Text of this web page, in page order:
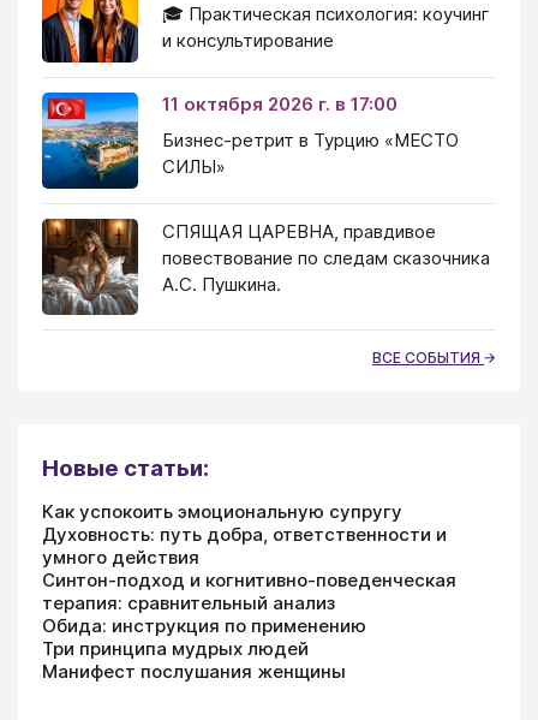
🎓 Практическая психология: коучинг
и консультирование
11 октября 2026 г. в 17:00
Бизнес-ретрит в Турцию «МЕСТО
СИЛЫ»
СПЯЩАЯ ЦАРЕВНА, правдивое
повествование по следам сказочника
А.С. Пушкина.
ВСЕ СОБЫТИЯ
Новые статьи:
Как успокоить эмоциональную супругу
Духовность: путь добра, ответственности и
умного действия
Синтон-подход и когнитивно-поведенческая
терапия: сравнительный анализ
Обида: инструкция по применению
Три принципа мудрых людей
Манифест послушания женщины